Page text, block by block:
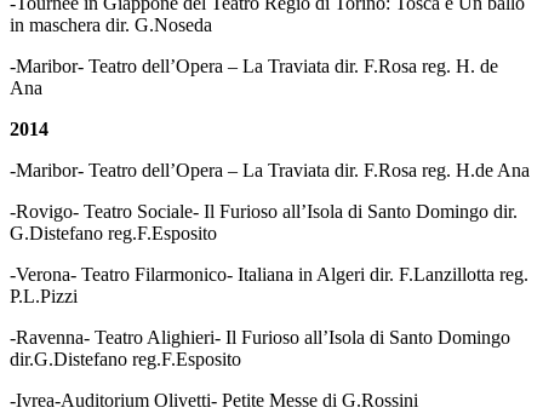
in maschera dir. G.Noseda
-Maribor- Teatro dell’Opera – La Traviata dir. F.Rosa reg. H. de
Ana
2014
-Maribor- Teatro dell’Opera – La Traviata dir. F.Rosa reg. H.de Ana
-Rovigo- Teatro Sociale- Il Furioso all’Isola di Santo Domingo dir.
G.Distefano reg.F.Esposito
-Verona- Teatro Filarmonico- Italiana in Algeri dir. F.Lanzillotta reg.
P.L.Pizzi
-Ravenna- Teatro Alighieri- Il Furioso all’Isola di Santo Domingo
dir.G.Distefano reg.F.Esposito
-Ivrea-Auditorium Olivetti- Petite Messe di G.Rossini